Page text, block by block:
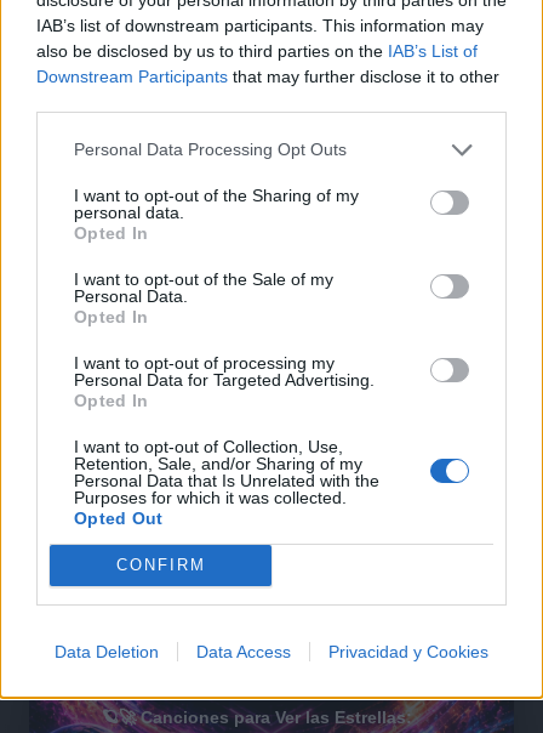
IAB’s list of downstream participants. This information may
also be disclosed by us to third parties on the IAB’s List of
Downstream Participants that may further disclose it to other
Personal Data Processing Opt Outs
I want to opt-out of the Sharing of my
personal data.
Opted In
I want to opt-out of the Sale of my
Personal Data.
Opted In
I want to opt-out of processing my
Personal Data for Targeted Advertising.
Opted In
I want to opt-out of Collection, Use,
Retention, Sale, and/or Sharing of my
Personal Data that Is Unrelated with the
Purposes for which it was collected.
Opted Out
CONFIRM
Data Deletion Data Access Privacidad y Cookies
Ana Gabriel
@musicapuntocom
🪐🚀 Canciones para Ver las Estrellas: